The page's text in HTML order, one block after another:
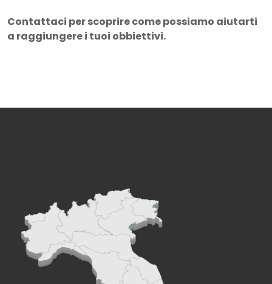
Contattaci per scoprire come possiamo aiutarti
a raggiungere i tuoi obbiettivi.